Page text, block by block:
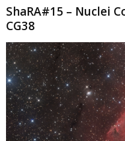
ShaRA#15 – Nuclei
CG38